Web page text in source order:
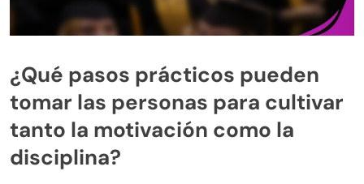
¿Qué pasos prácticos pueden
tomar las personas para cultivar
tanto la motivación como la
disciplina?